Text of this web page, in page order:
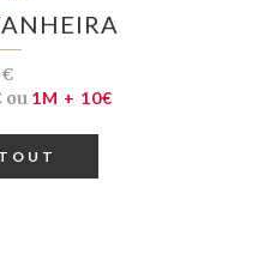
ou 1M + 10€